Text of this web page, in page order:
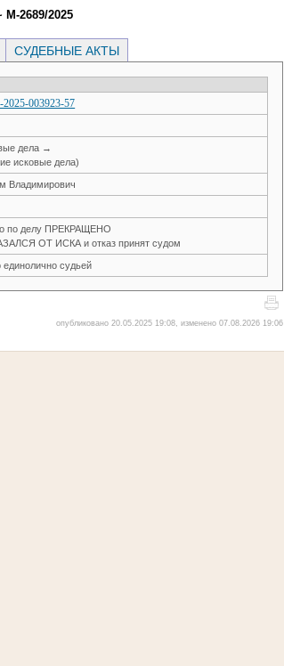
М-2689/2025
СУДЕБНЫЕ АКТЫ
2025-003923-57
дела →
исковые дела)
Владимирович
по делу ПРЕКРАЩЕНО
ОТ ИСКА и отказ принят судом
единолично судьей
опубликовано 20.05.2025 19:08, изменено 07.08.2026 19:06